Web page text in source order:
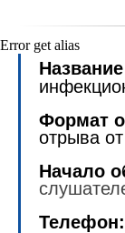
Error get alias
Формат
отрыва
Начало
Телефон: